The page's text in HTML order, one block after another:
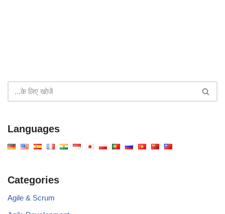
Languages
Categories
Agile & Scrum